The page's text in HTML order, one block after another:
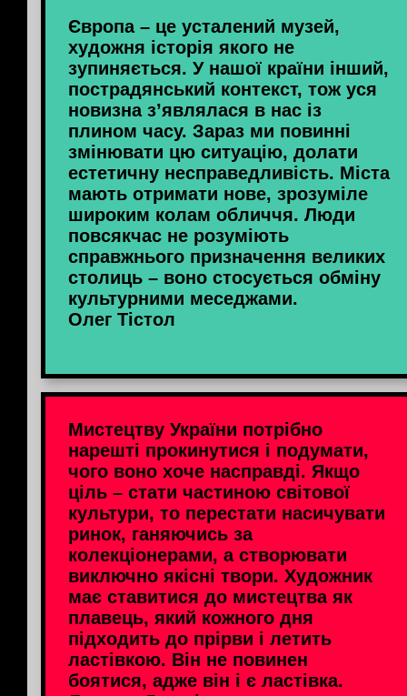
Європа – це усталений музей,
художня історія якого не
зупиняється. У нашої країни інший,
пострадянський контекст, тож уся
новизна з’являлася в нас із
плином часу. Зараз ми повинні
змінювати цю ситуацію, долати
естетичну несправедливість. Міста
мають отримати нове, зрозуміле
широким колам обличчя. Люди
повсякчас не розуміють
справжнього призначення великих
столиць – воно стосується обміну
культурними меседжами.
Олег Тістол
Мистецтву України потрібно
нарешті прокинутися і подумати,
чого воно хоче насправді. Якщо
ціль – стати частиною світової
культури, то перестати насичувати
ринок, ганяючись за
колекціонерами, а створювати
виключно якісні твори. Художник
має ставитися до мистецтва як
плавець, який кожного дня
підходить до прірви і летить
ластівкою. Він не повинен
боятися, адже він і є ластівка.